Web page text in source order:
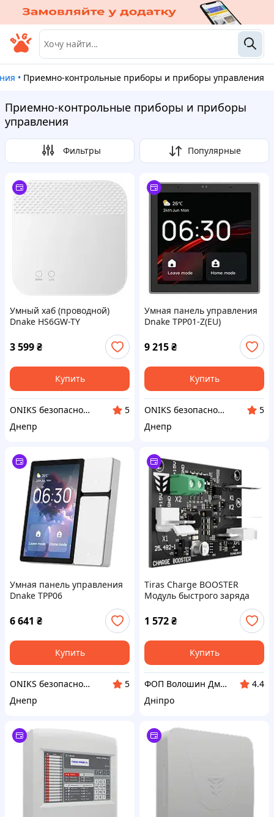
• Приемно-контрольные приборы и приборы управления
Приемно-контрольные приборы и приборы
управления
Фильтры Популярные
Умный хаб (проводной)
Dnake HS6GW-TY
3 599₴
Купить
ONIKS безопасность и комфорт
5
Днепр
Умная панель управления
Dnake TPP01-Z(EU)
9 215₴
Купить
ONIKS безопасность и комфорт
5
Днепр
Умная панель управления
Dnake TPP06
6 641 ₴
Купить
ONIKS безопасность и комфорт
5
Днепр
Tiras Charge BOOSTER
Модуль быстрого заряда
1 572₴
Купить
ФОП Волошин Дмитро Олексійович
4.4
Дніпро